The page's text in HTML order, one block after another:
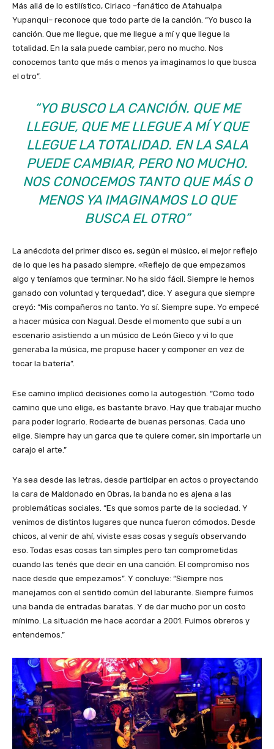
Más allá de lo estilístico, Ciriaco –fanático de Atahualpa
Yupanqui– reconoce que todo parte de la canción. “Yo busco la
canción. Que me llegue, que me llegue a mí y que llegue la
totalidad. En la sala puede cambiar, pero no mucho. Nos
conocemos tanto que más o menos ya imaginamos lo que busca
el otro”.
“YO BUSCO LA CANCIÓN. QUE ME
LLEGUE, QUE ME LLEGUE A MÍ Y QUE
LLEGUE LA TOTALIDAD. EN LA SALA
PUEDE CAMBIAR, PERO NO MUCHO.
NOS CONOCEMOS TANTO QUE MÁS O
MENOS YA IMAGINAMOS LO QUE
BUSCA EL OTRO”
La anécdota del primer disco es, según el músico, el mejor reflejo
de lo que les ha pasado siempre. «Reflejo de que empezamos
algo y teníamos que terminar. No ha sido fácil. Siempre le hemos
ganado con voluntad y terquedad”, dice. Y asegura que siempre
creyó: “Mis compañeros no tanto. Yo sí. Siempre supe. Yo empecé
a hacer música con Nagual. Desde el momento que subí a un
escenario asistiendo a un músico de León Gieco y vi lo que
generaba la música, me propuse hacer y componer en vez de
tocar la batería”.
Ese camino implicó decisiones como la autogestión. “Como todo
camino que uno elige, es bastante bravo. Hay que trabajar mucho
para poder lograrlo. Rodearte de buenas personas. Cada uno
elige. Siempre hay un garca que te quiere comer, sin importarle un
carajo el arte.”
Ya sea desde las letras, desde participar en actos o proyectando
la cara de Maldonado en Obras, la banda no es ajena a las
problemáticas sociales. “Es que somos parte de la sociedad. Y
venimos de distintos lugares que nunca fueron cómodos. Desde
chicos, al venir de ahí, viviste esas cosas y seguís observando
eso. Todas esas cosas tan simples pero tan comprometidas
cuando las tenés que decir en una canción. El compromiso nos
nace desde que empezamos”. Y concluye: “Siempre nos
manejamos con el sentido común del laburante. Siempre fuimos
una banda de entradas baratas. Y de dar mucho por un costo
mínimo. La situación me hace acordar a 2001. Fuimos obreros y
entendemos.”